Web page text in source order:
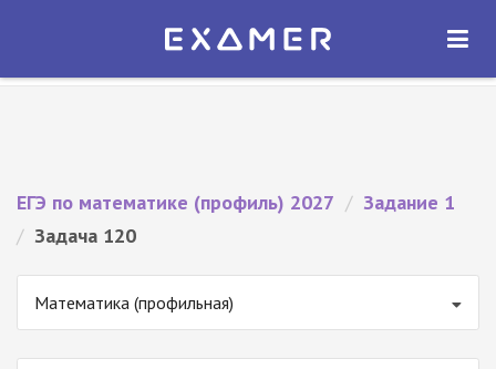
Экзамер — ЕГЭ 2027
ОТКРЫТЬ
ЕГЭ по математике (профиль) 2027 / Задание 1
/ Задача 120
Математика (профильная)